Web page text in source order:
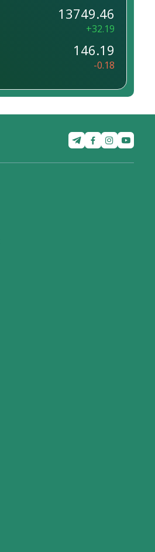
13749.46
+32.19
146.19
-0.18